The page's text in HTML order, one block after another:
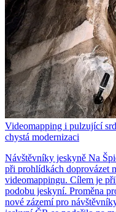
Videomapping i pulzující
chystá modernizaci
Návštěvníky jeskyně Na
při prohlídkách doprovázet
videomappingu. Cílem je
podobu jeskyní. Proměna
nové zázemí pro